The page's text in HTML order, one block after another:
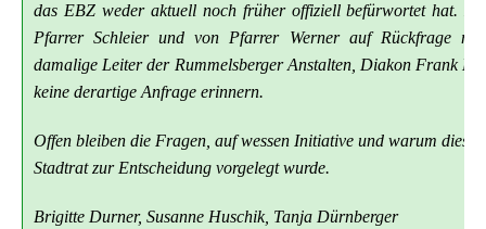
das EBZ weder aktuell noch früher offiziell befürwortet hat.
Pfarrer Schleier und von Pfarrer Werner auf Rückfrage
damalige Leiter der Rummelsberger Anstalten, Diakon Frank
keine derartige Anfrage erinnern.
Offen bleiben die Fragen, auf wessen Initiative und warum diese
Stadtrat zur Entscheidung vorgelegt wurde.
Brigitte Durner, Susanne Huschik, Tanja Dürnberger